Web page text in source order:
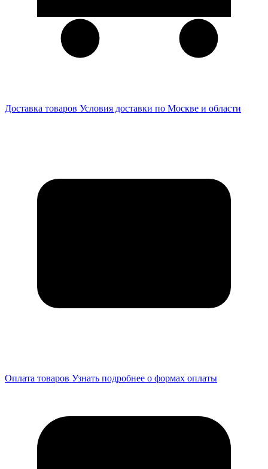
Доставка товаров Условия доставки по Москве и области
Оплата товаров Узнать подробнее о формах оплаты